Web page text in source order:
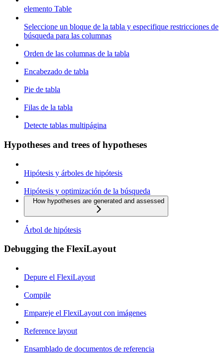
elemento Table
Seleccione un bloque de la tabla y especifique restricciones de
búsqueda para las columnas
Orden de las columnas de la tabla
Encabezado de tabla
Pie de tabla
Filas de la tabla
Detecte tablas multipágina
Hypotheses and trees of hypotheses
Hipótesis y árboles de hipótesis
Hipótesis y optimización de la búsqueda
How hypotheses are generated and assessed
Árbol de hipótesis
Debugging the FlexiLayout
Depure el FlexiLayout
Compile
Empareje el FlexiLayout con imágenes
Reference layout
Ensamblado de documentos de referencia